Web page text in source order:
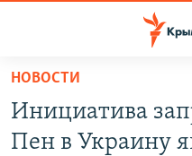
Вернуться
основному
содержанию
СПЕЦПРОЕКТЫ
НОВОСТИ
Инициатива
Пен в Украину